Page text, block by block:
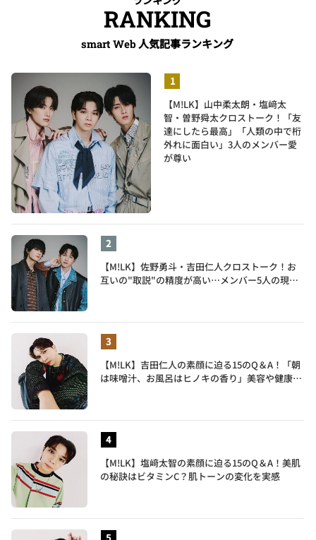
RANKING
smart Web人気記事ランキング
【M!LK】山中柔太朗・塩﨑太
智・曽野舜太クロストーク！「友
達にしたら最高」「人類の中で桁
外れに面白い」3人のメンバー愛
が尊い
【M!LK】佐野勇斗・吉田仁人クロストーク！お
互いの"取説"の精度が高い…メンバー5人の現在
【M!LK】吉田仁人の素顔に迫る15のQ＆A！「朝
は味噌汁、お風呂はヒノキの香り」美容や健康習
【M!LK】塩﨑太智の素顔に迫る15のQ＆A！美肌
の秘訣はビタミンC？肌トーンの変化を実感